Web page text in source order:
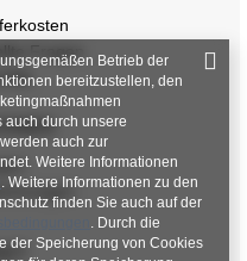
Fragen
Betrieb der
bereitzustellen, den
auch durch unsere
auch zur
Weitere Informationen
. Weitere Informationen zu den
finden Sie auch auf der
. Durch die
der Speicherung von Cookies